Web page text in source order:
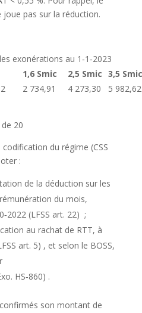
pas sur la réduction.
exonérations au 1‑1‑2023
1,6 Smic 2,5 Smic 3,5 Smic
2 734,91 4 273,30 5 982,62
20
codification du régime (CSS
:
de la déduction sur les
du mois,
(LFSS art. 22) ;
au rachat de RTT, à
art. 5) , et selon le BOSS,
HS‑860) .
son montant de